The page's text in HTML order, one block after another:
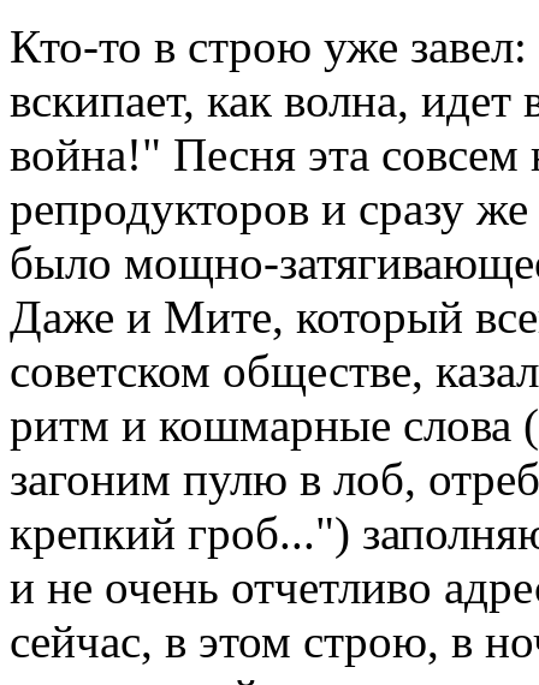
Кто-то в строю уже
вскипает, как волна,
война!" Песня эта совсем
репродукторов и сразу
было мощно-
Даже и Мите, который
советском обществе,
ритм и кошмарные слова
загоним пулю в лоб,
крепкий гроб...")
и не очень отчетливо
сейчас, в этом строю, в